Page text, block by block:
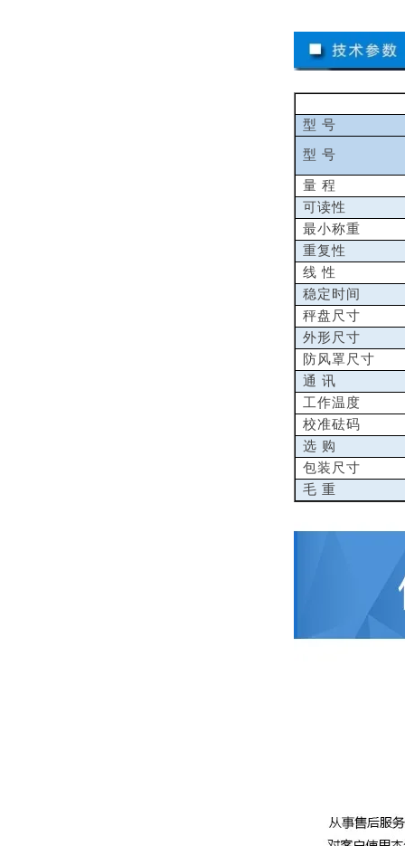
型 号
型 号
量 程
可读性
最小称重
重复性
线 性
稳定时间
秤盘尺寸
外形尺寸
防风罩尺寸
通 讯
工作温度
校准砝码
选 购
包装尺寸
毛 重